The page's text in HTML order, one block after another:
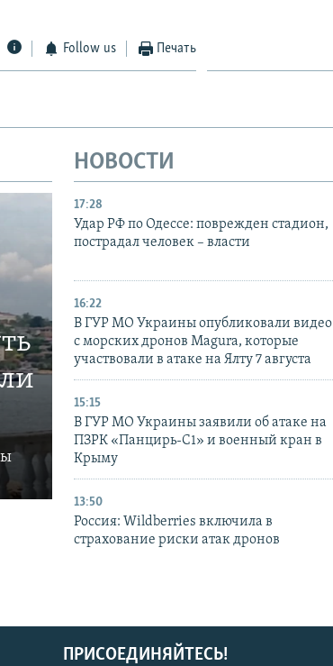
Follow us Печать
НОВОСТИ
17:28
Удар РФ по Одессе: поврежден стадион,
пострадал человек – власти
16:22
В ГУР МО Украины опубликовали видео
с морских дронов Magura, которые
участвовали в атаке на Ялту 7 августа
15:15
В ГУР МО Украины заявили об атаке на
ПЗРК «Панцирь-С1» и военный кран в
Крыму
13:50
Россия: Wildberries включила в
страхование риски атак дронов
ПРИСОЕДИНЯЙТЕСЬ!